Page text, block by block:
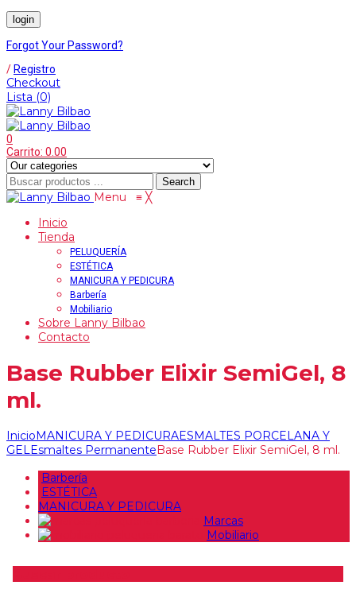
Forgot Your Password?
/ Registro
Checkout
Lista (0)
0
Carrito: 0.00
Search
Menu ≡ ╳
Inicio
Tienda
PELUQUERÍA
ESTÉTICA
MANICURA Y PEDICURA
Barbería
Mobiliario
Sobre Lanny Bilbao
Contacto
Base Rubber Elixir SemiGel, 8
ml.
InicioMANICURA Y PEDICURAESMALTES PORCELANA Y
GEL Esmaltes PermanenteBase Rubber Elixir SemiGel, 8 ml.
Barbería
ESTÉTICA
MANICURA Y PEDICURA
Marcas
Mobiliario